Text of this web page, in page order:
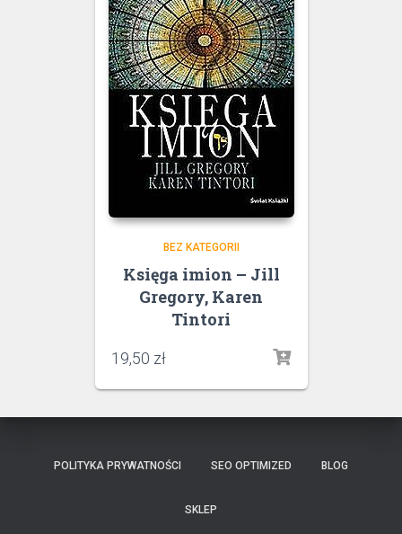
BEZ KATEGORII
Księga imion – Jill
Gregory, Karen
Tintori
19,50 zł
POLITYKA PRYWATNOŚCI SEO OPTIMIZED BLOG
SKLEP